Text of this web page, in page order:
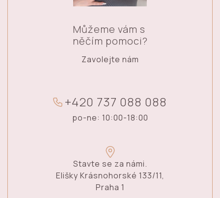
Můžeme vám s
něčím pomoci?
Zavolejte nám
+420 737 088 088
po-ne: 10:00-18:00
Stavte se za námi.
Elišky Krásnohorské 133/11,
Praha 1